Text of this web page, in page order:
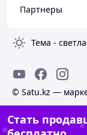
Партнеры
Тема -
© Satu.kz —
Стать